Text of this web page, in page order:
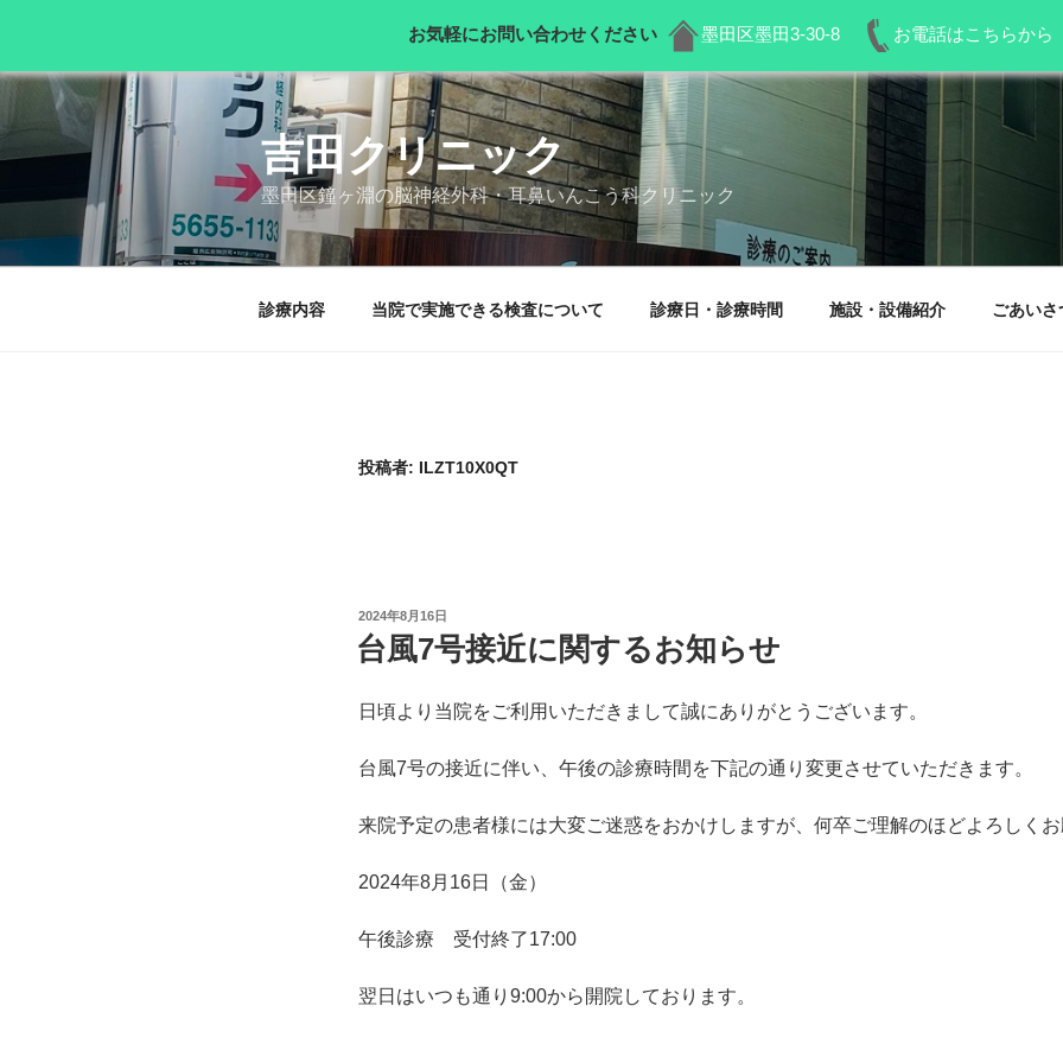
お気軽にお問い合わせください 墨田区墨田3-30-8 お電話はこちらか
コ
吉田クリニック
墨田区鐘ヶ淵の脳神経外科・耳鼻いんこう科クリニック
診療内容 当院で実施できる検査について 診療日・診療時間 施設・設備紹介 ごあいさ
投稿者: ILZT10X0QT
投
稿
日:
2024年8月16日
台風7号接近に関するお知らせ
日頃より当院をご利用いただきまして誠にありがとうございます。
台風7号の接近に伴い、午後の診療時間を下記の通り変更させていただきます。
来院予定の患者様には大変ご迷惑をおかけしますが、何卒ご理解のほどよろしくお
2024年8月16日（金）
午後診療 受付終了17:00
翌日はいつも通り9:00から開院しております。